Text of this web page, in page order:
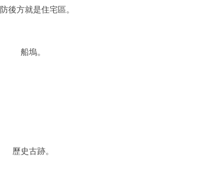
後方就是住宅區。
船塢。
歷史古跡。